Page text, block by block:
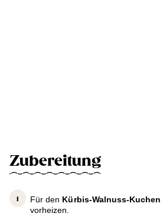
Zubereitung
Für den Kürbis-Walnuss-Kuchen
vorheizen.